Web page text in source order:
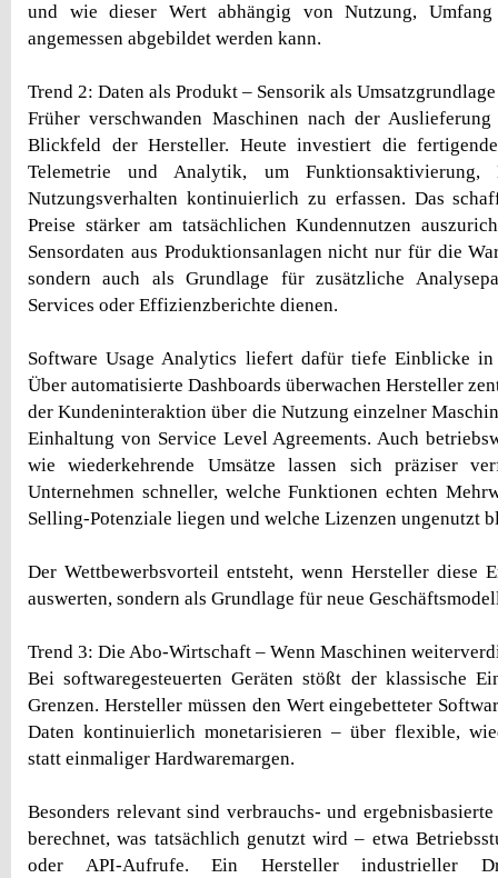
und wie dieser Wert abhängig von Nutzung, Umfang
angemessen abgebildet werden kann.
Trend 2: Daten als Produkt – Sensorik als Umsatzgrundlage
Früher verschwanden Maschinen nach der
Blickfeld der Hersteller. Heute investiert die
Telemetrie und Analytik, um Funktionsaktivierung,
Nutzungsverhalten kontinuierlich zu erfassen. Das
Preise stärker am tatsächlichen Kundennutzen
Sensordaten aus Produktionsanlagen nicht nur für die
sondern auch als Grundlage für zusätzliche
Services oder Effizienzberichte dienen.
Software Usage Analytics liefert dafür tiefe Einblicke
Über automatisierte Dashboards überwachen Hersteller
der Kundeninteraktion über die Nutzung einzelner
Einhaltung von Service Level Agreements. Auch
wie wiederkehrende Umsätze lassen sich präziser
Unternehmen schneller, welche Funktionen echten
Selling-Potenziale liegen und welche Lizenzen ungenutzt
Der Wettbewerbsvorteil entsteht, wenn Hersteller diese
auswerten, sondern als Grundlage für neue
Trend 3: Die Abo-Wirtschaft – Wenn Maschinen
Bei softwaregesteuerten Geräten stößt der klassische
Grenzen. Hersteller müssen den Wert eingebetteter
Daten kontinuierlich monetarisieren – über flexible,
statt einmaliger Hardwaremargen.
Besonders relevant sind verbrauchs- und
berechnet, was tatsächlich genutzt wird – etwa
oder API-Aufrufe. Ein Hersteller industrieller